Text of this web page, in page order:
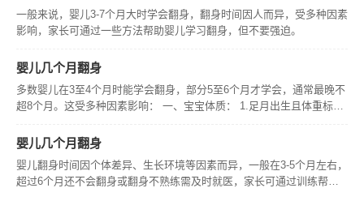
一般来说，婴儿3-7个月大时学会翻身，翻身时间因人而异，受多种因素
影响，家长可通过一些方法帮助婴儿学习翻身，但不要强迫。
婴儿几个月翻身
多数婴儿在3至4个月时能学会翻身，部分5至6个月才学会，通常最晚不
超8个月。这受多种因素影响： 一、宝宝体质： 1.足月出生且体重标准
理矫正月龄能翻身就行。 二、营养： 1.获得充足营养的婴儿，
婴儿几个月翻身
婴儿翻身时间因个体差异、生长环境等因素而异，一般在3-5个月左右，
超过6个月还不会翻身或翻身不熟练需及时就医，家长可通过训练帮助